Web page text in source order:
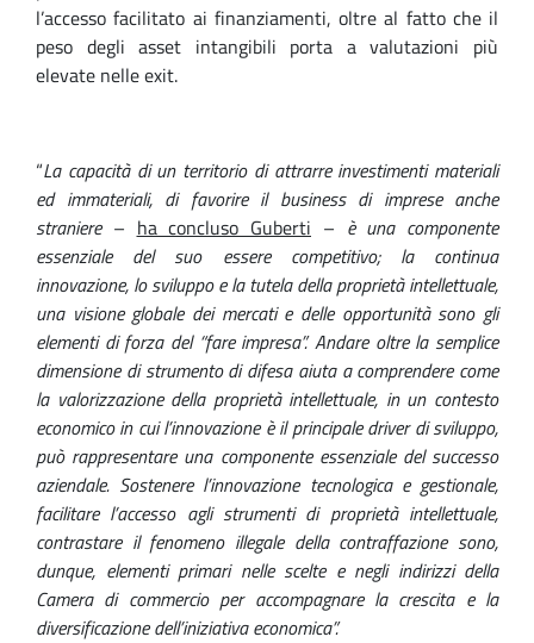
l’accesso facilitato ai finanziamenti, oltre al fatto che il
peso degli asset intangibili porta a valutazioni più
elevate nelle exit.
“La capacità di un territorio di attrarre investimenti materiali
ed immateriali, di favorire il business di imprese anche
straniere– ha concluso Guberti – è una componente
essenziale del suo essere competitivo; lacontinua
innovazione, lo sviluppo e la tutela della proprietà intellettuale,
una visione globale dei mercati e delle opportunità sono gli
elementi di forza del “fare impresa”. Andare oltre la semplice
dimensione di strumento di difesa aiuta a comprendere come
la valorizzazione della proprietà intellettuale, in un contesto
economico in cui l’innovazione è il principale driver di sviluppo,
può rappresentare una componente essenziale del successo
aziendale. Sostenere l’innovazione tecnologica e gestionale,
facilitare l’accesso agli strumenti di proprietà intellettuale,
contrastare il fenomeno illegale della contraffazione sono,
dunque, elementi primari nelle scelte e negli indirizzi della
Camera di commercio per accompagnare la crescita e la
diversificazione dell’iniziativa economica”.